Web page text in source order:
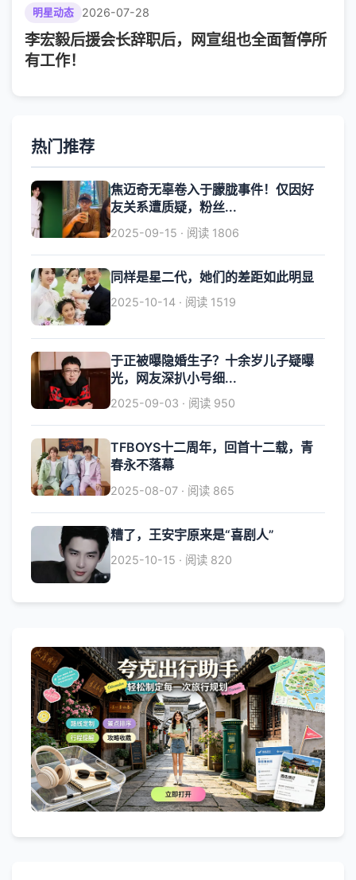
明星动态 2026-07-28
李宏毅后援会长辞职后，网宣组也全面暂停所
有工作！
热门推荐
焦迈奇无辜卷入于朦胧事件！仅因好
友关系遭质疑，粉丝...
2025-09-15 · 阅读 1806
同样是星二代，她们的差距如此明显
2025-10-14 · 阅读 1519
于正被曝隐婚生子？十余岁儿子疑曝
光，网友深扒小号细...
2025-09-03 · 阅读 950
TFBOYS十二周年，回首十二载，青
春永不落幕
2025-08-07 · 阅读 865
糟了，王安宇原来是“喜剧人”
2025-10-15 · 阅读 820